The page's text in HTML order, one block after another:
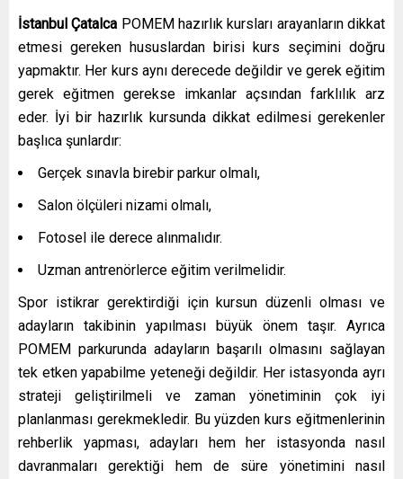
İstanbul Çatalca POMEM hazırlık kursları arayanların dikkat
etmesi gereken hususlardan birisi kurs seçimini doğru
yapmaktır. Her kurs aynı derecede değildir ve gerek eğitim
gerek eğitmen gerekse imkanlar açsından farklılık arz
eder. İyi bir hazırlık kursunda dikkat edilmesi gerekenler
başlıca şunlardır:
Gerçek sınavla birebir parkur olmalı,
Salon ölçüleri nizami olmalı,
Fotosel ile derece alınmalıdır.
Uzman antrenörlerce eğitim verilmelidir.
Spor istikrar gerektirdiği için kursun düzenli olması ve
adayların takibinin yapılması büyük önem taşır. Ayrıca
POMEM parkurunda adayların başarılı olmasını sağlayan
tek etken yapabilme yeteneği değildir. Her istasyonda ayrı
strateji geliştirilmeli ve zaman yönetiminin çok iyi
planlanması gerekmekledir. Bu yüzden kurs eğitmenlerinin
rehberlik yapması, adayları hem her istasyonda nasıl
davranmaları gerektiği hem de süre yönetimini nasıl